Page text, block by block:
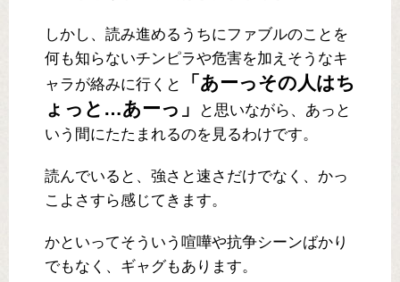
しかし、読み進めるうちにファブルのことを
何も知らないチンピラや危害を加えそうなキ
ャラが絡みに行くと
「あーっその人はち
ょっと…あーっ」
と思いながら、あっと
いう間にたたまれるのを見るわけです。
読んでいると、強さと速さだけでなく、かっ
こよさすら感じてきます。
かといってそういう喧嘩や抗争シーンばかり
でもなく、ギャグもあります。